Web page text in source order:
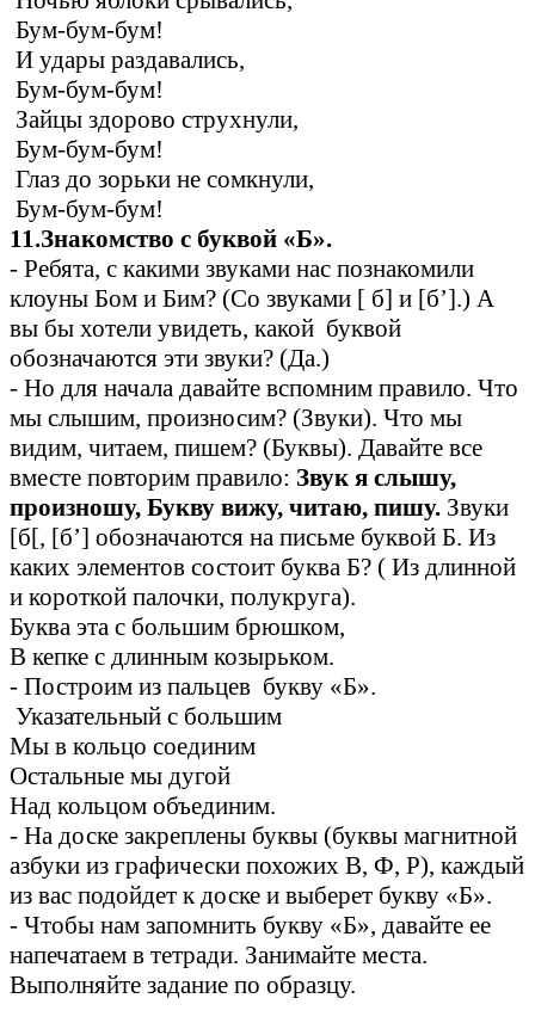
Бум-бум-бум!
И удары раздавались,
Бум-бум-бум!
Зайцы здорово струхнули,
Бум-бум-бум!
Глаз до зорьки не сомкнули,
Бум-бум-бум!
11.Знакомство с буквой «Б».
- Ребята, с какими звуками нас познакомили
клоуны Бом и Бим? (Со звуками [ б] и [б’].) А
вы бы хотели увидеть, какой буквой
обозначаются эти звуки? (Да.)
- Но для начала давайте вспомним правило. Что
мы слышим, произносим? (Звуки). Что мы
видим, читаем, пишем? (Буквы). Давайте все
вместе повторим правило: Звук я слышу,
произношу, Букву вижу, читаю, пишу. Звуки
[б[, [б’] обозначаются на письме буквой Б. Из
каких элементов состоит буква Б? ( Из длинной
и короткой палочки, полукруга).
Буква эта с большим брюшком,
В кепке с длинным козырьком.
- Построим из пальцев букву «Б».
Указательный с большим
Мы в кольцо соединим
Остальные мы дугой
Над кольцом объединим.
- На доске закреплены буквы (буквы магнитной
азбуки из графически похожих В, Ф, Р), каждый
из вас подойдет к доске и выберет букву «Б».
- Чтобы нам запомнить букву «Б», давайте ее
напечатаем в тетради. Занимайте места.
Выполняйте задание по образцу.